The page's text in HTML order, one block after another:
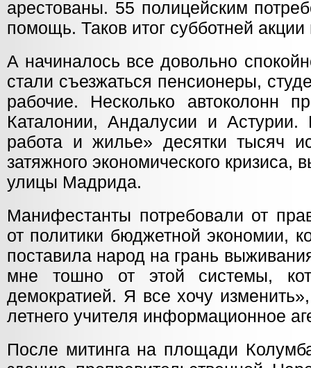
арестованы. 55 полицейским
помощь. Таков итог субботней акции
А начиналось все довольно
стали съезжаться пенсионеры,
рабочие. Несколько автоколонн
Каталонии, Андалусии и
работа и жилье» десятки тысяч
затяжного экономического
улицы Мадрида.
Манифестанты потребовали от
от политики бюджетной экономии,
поставила народ на грань
мне тошно от этой системы,
демократией. Я все хочу
летнего учителя информационное
После митинга на площади